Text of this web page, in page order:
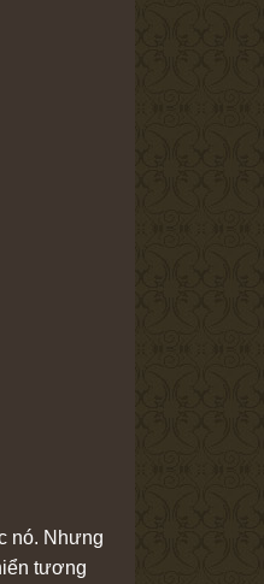
nó. Nhưng
tương